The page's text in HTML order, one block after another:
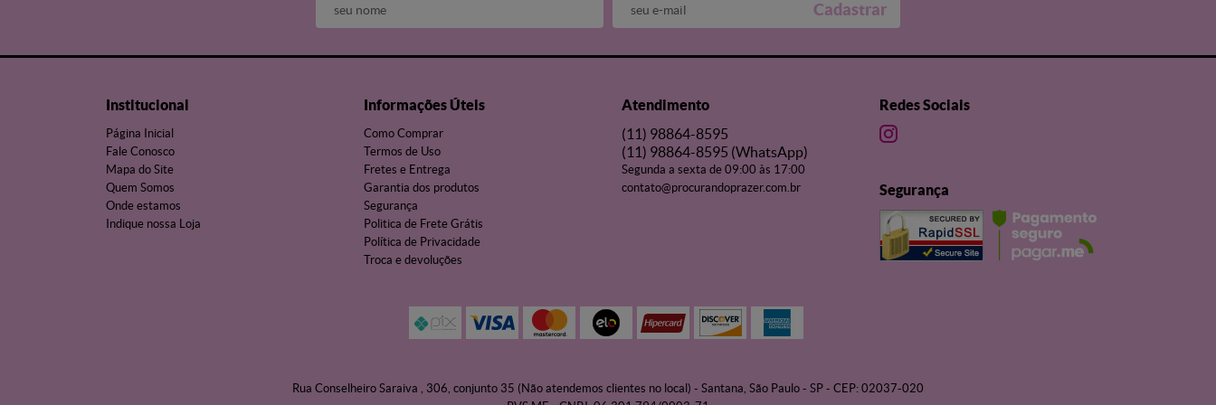
Cadastrar
Institucional
Página Inicial
Fale Conosco
Mapa do Site
Quem Somos
Onde estamos
Indique nossa Loja
Informações Úteis
Como Comprar
Termos de Uso
Fretes e Entrega
Garantia dos produtos
Segurança
Politica de Frete Grátis
Política de Privacidade
Troca e devoluções
Atendimento
(11) 98864-8595
(11) 98864-8595 (WhatsApp)
Segunda a sexta de 09:00 às 17:00
contato@procurandoprazer.com.br
Redes Sociais
Segurança
Rua Conselheiro Saraiva , 306, conjunto 35 (Não atendemos clientes no local) - Santana, São Paulo - SP - CEP: 02037-020